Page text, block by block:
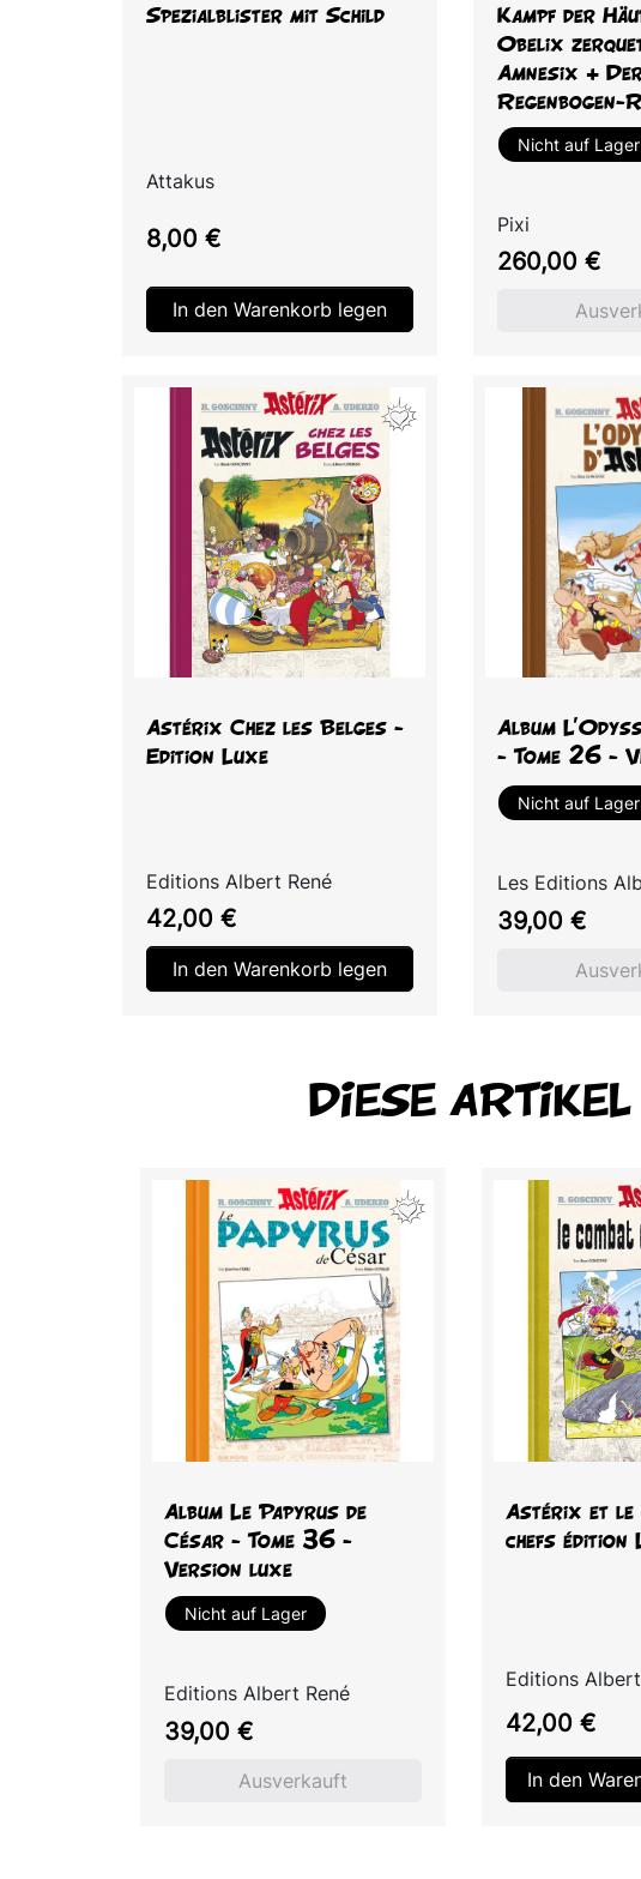
Spezialblister mit Schild
Attakus
Preis
8,00 €
In den Warenkorb legen
Kampf der
Obelix
Amnesix +
Regenbogen-
Nicht auf Lager
Pixi
Preis
260,00 €
Astérix Chez les Belges -
Edition Luxe
Editions Albert René
Preis
42,00 €
In den Warenkorb legen
Album
- Tome 26 -
Nicht auf Lager
Les Editions
Preis
39,00 €
DIESE
Album Le Papyrus de
César - Tome 36 -
Version luxe
Nicht auf Lager
Editions Albert René
Preis
39,00 €
Ausverkauft
Astérix et le
chefs édition
Editions
Preis
42,00 €
In den